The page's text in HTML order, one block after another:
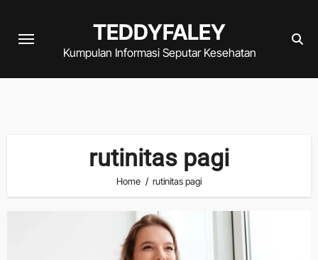
TEDDYFALEY
Kumpulan Informasi Seputar Kesehatan
rutinitas pagi
Home rutinitas pagi